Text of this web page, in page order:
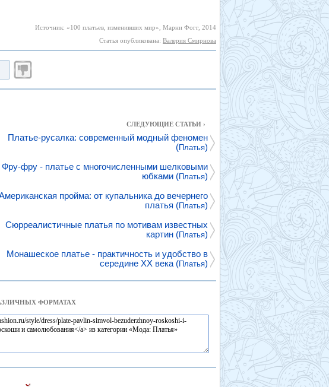
Источник: «100 платьев, изменивших мир», Марни Фогг, 2014
Статья опубликована: Валерия Смирнова
СЛЕДУЮЩИЕ СТАТЬИ ›
Платье-русалка: современный модный феномен
( Платья)
Фру-фру - платье с многочисленными шелковыми
юбками ( Платья)
пройма: от купальника до вечернего
платья ( Платья)
Сюрреалистичные платья по мотивам известных
картин ( Платья)
Монашеское платье - практичность и удобство в
середине XX века ( Платья)
ФОРМАТАХ